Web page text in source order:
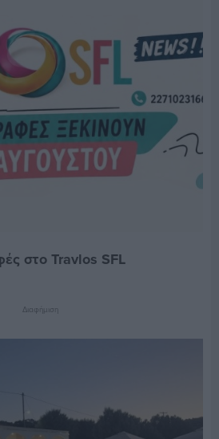
στο Travlos SFL
Διαφήμιση